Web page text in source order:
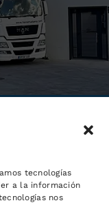
tecnologías
a la información
nos